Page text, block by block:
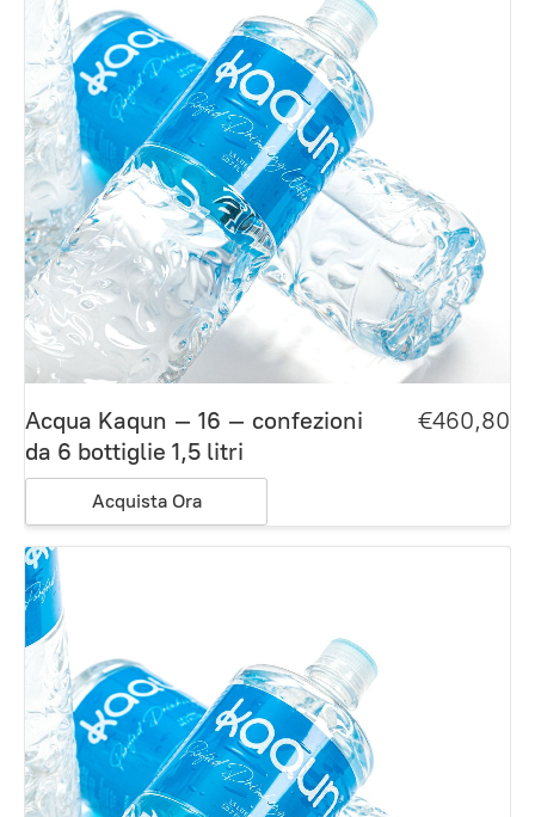
€460,80
Acqua Kaqun – 16 – confezioni
da 6 bottiglie 1,5 litri
Acquista Ora